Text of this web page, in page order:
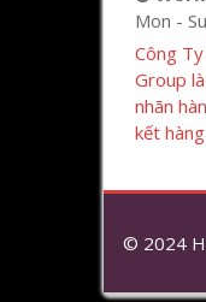
Mon -
Công
Group
nhãn
kết
© 2024